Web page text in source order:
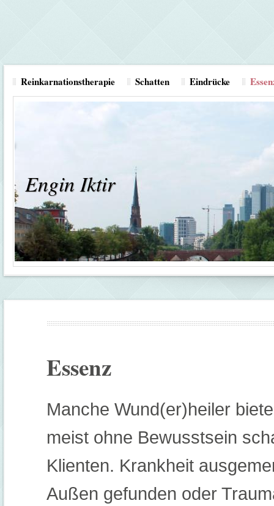
Reinkarnationstherapie Schatten Eindrücke
Engin Iktir
Essenz
Manche Wund(er)heiler
meist ohne Bewusstsein
Klienten. Krankheit
Außen gefunden oder